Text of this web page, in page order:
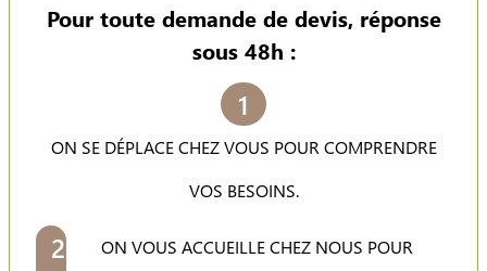
Pour toute demande de devis, réponse
sous 48h :
1
ON SE DÉPLACE CHEZ VOUS POUR COMPRENDRE
VOS BESOINS.
2
ON VOUS ACCUEILLE CHEZ NOUS POUR